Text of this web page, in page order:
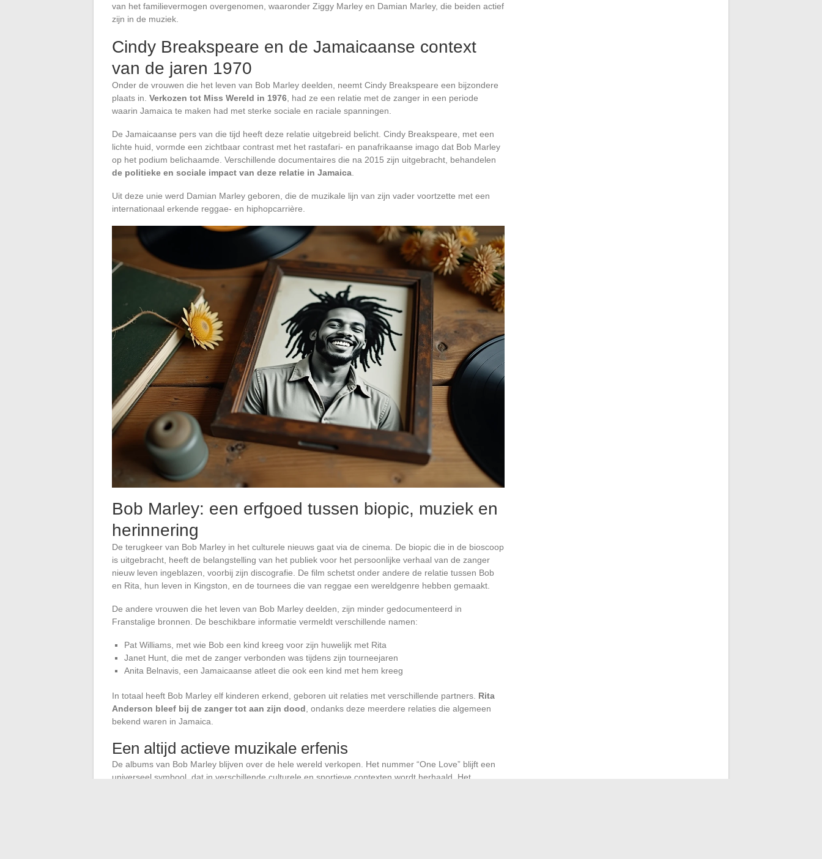
van het familievermogen overgenomen, waaronder Ziggy Marley en Damian Marley, die beiden actief
zijn in de muziek.
Cindy Breakspeare en de Jamaicaanse context
van de jaren 1970
Onder de vrouwen die het leven van Bob Marley deelden, neemt Cindy Breakspeare een bijzondere
plaats in. Verkozen tot Miss Wereld in 1976 , had ze een relatie met de zanger in een periode
waarin Jamaica te maken had met sterke sociale en raciale spanningen.
De Jamaicaanse pers van die tijd heeft deze relatie uitgebreid belicht. Cindy Breakspeare, met een
lichte huid, vormde een zichtbaar contrast met het rastafari- en panafrikaanse imago dat Bob Marley
op het podium belichaamde. Verschillende documentaires die na 2015 zijn uitgebracht, behandelen
de politieke en sociale impact van deze relatie in Jamaica
Uit deze unie werd Damian Marley geboren, die de muzikale lijn van zijn vader voortzette met een
internationaal erkende reggae- en hiphopcarrière.
Bob Marley: een erfgoed tussen biopic, muziek en
herinnering
De terugkeer van Bob Marley in het culturele nieuws gaat via de cinema. De biopic die in de bioscoop
is uitgebracht, heeft de belangstelling van het publiek voor het persoonlijke verhaal van de zanger
nieuw leven ingeblazen, voorbij zijn discografie. De film schetst onder andere de relatie tussen Bob
en Rita, hun leven in Kingston, en de tournees die van reggae een wereldgenre hebben gemaakt.
De andere vrouwen die het leven van Bob Marley deelden, zijn minder gedocumenteerd in
Franstalige bronnen. De beschikbare informatie vermeldt verschillende namen:
Pat Williams, met wie Bob een kind kreeg voor zijn huwelijk met Rita
Janet Hunt, die met de zanger verbonden was tijdens zijn tourneejaren
Anita Belnavis, een Jamaicaanse atleet die ook een kind met hem kreeg
In totaal heeft Bob Marley elf kinderen erkend, geboren uit relaties met verschillende partners. Rita
Anderson bleef bij de zanger tot aan zijn dood , ondanks deze meerdere relaties die algemeen
bekend waren in Jamaica.
Een altijd actieve muzikale erfenis
De albums van Bob Marley blijven over de hele wereld verkopen. Het nummer “One Love” blijft een
universeel symbool, dat in verschillende culturele en sportieve contexten wordt herhaald. Het